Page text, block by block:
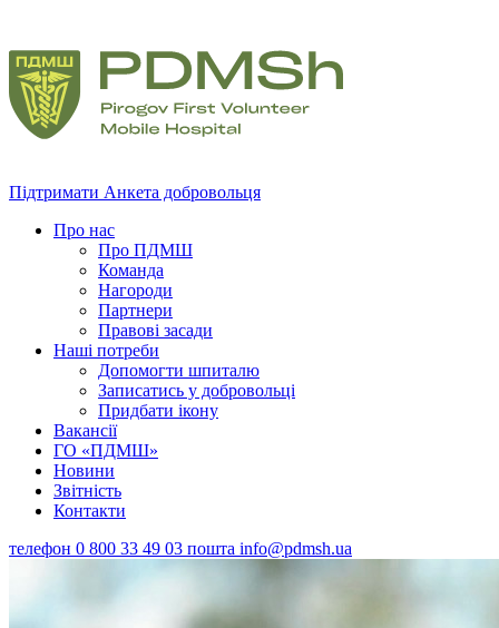
Підтримати Анкета добровольця
Про нас
Про ПДМШ
Команда
Нагороди
Партнери
Правові засади
Наші потреби
Допомогти шпиталю
Записатись у добровольці
Придбати ікону
Вакансії
ГО «ПДМШ»
Новини
Звітність
Контакти
телефон 0 800 33 49 03 пошта info@pdmsh.ua